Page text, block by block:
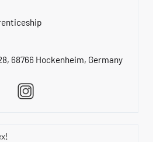
68766 Hockenheim, Germany